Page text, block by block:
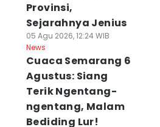
Provinsi,
Sejarahnya Jenius
05 Agu 2026, 12:24 WIB
News
Cuaca Semarang 6
Agustus: Siang
Terik Ngentang-
ngentang, Malam
Bediding Lur!